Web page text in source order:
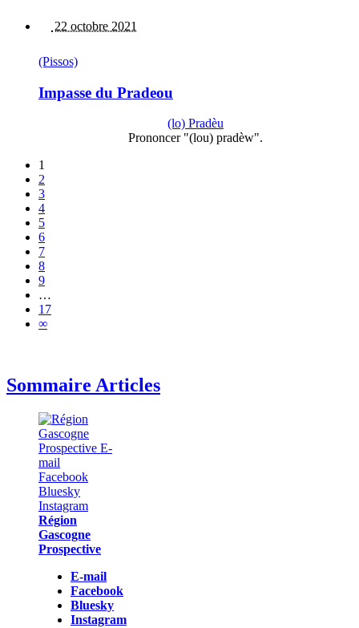
22 octobre 2021
(Pissos)
Impasse du Pradeou
(lo) Pradèu
Prononcer "(lou) pradèw".
1
2
3
4
5
6
7
8
9
…
17
∞
Sommaire Articles
Région
Gascogne
Prospective
E-mail
Facebook
Bluesky
Instagram